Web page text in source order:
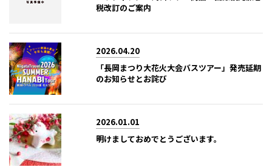
税改訂のご案内
2026.04.20
「長岡まつり大花火大会バスツアー」発売延期
のお知らせとお詫び
2026.01.01
明けましておめでとうございます。